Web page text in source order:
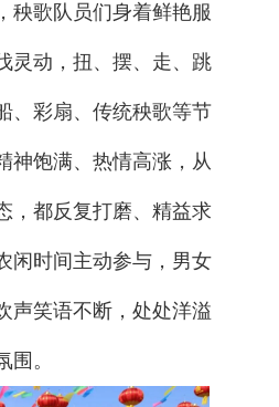
秧歌队员们身着鲜艳服
灵动，扭、摆、走、跳
、彩扇、传统秧歌等节
神饱满、热情高涨，从
，都反复打磨、精益求
闲时间主动参与，男女
声笑语不断，处处洋溢
。